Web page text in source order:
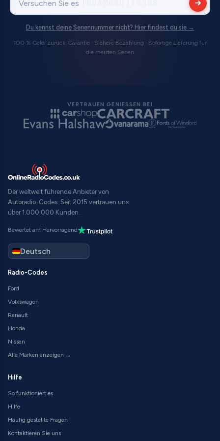
Versuchen Sie es
Du kennst deine Seriennummer nicht? Hier findest du sie →
100 % Geld-zurück-Garantie · Sichere Bezahlung · Sofortige Lieferung für
die meisten Serien
VERTRAUEN GENIESSEN BEI
Der weltweit führende Anbieter von
Autoradio-Codes. Seit 2015 vertrauen uns
über 1.000.000 Kunden.
Bewertet am Hervorragend
Radio-Codes
Ford
Volkswagen
Renault
Honda
Nissan
Alle Marken anzeigen →
Hilfe
So funktioniert es
Hilfe
Häufig gestellte Fragen
Kontaktieren Sie uns